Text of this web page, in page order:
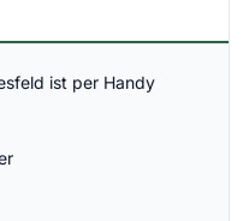
ist per Handy